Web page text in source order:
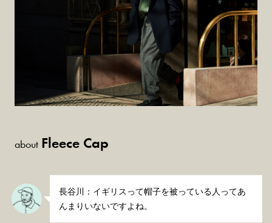
about Fleece Cap
長谷川：イギリスって帽子を被っている人ってあ
んまりいないですよね。